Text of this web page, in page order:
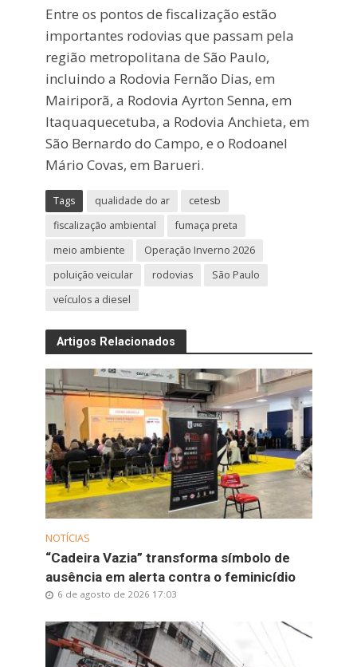
Entre os pontos de fiscalização estão
importantes rodovias que passam pela
região metropolitana de São Paulo,
incluindo a Rodovia Fernão Dias, em
Mairiporã, a Rodovia Ayrton Senna, em
Itaquaquecetuba, a Rodovia Anchieta, em
São Bernardo do Campo, e o Rodoanel
Mário Covas, em Barueri.
Tags qualidade do ar
cetesb
fiscalização ambiental
fumaça preta
meio ambiente
Operação Inverno 2026
poluição veicular
rodovias
São Paulo
veículos a diesel
Artigos Relacionados
NOTÍCIAS
“Cadeira Vazia” transforma símbolo de
ausência em alerta contra o feminicídio
6 de agosto de 2026 17:03